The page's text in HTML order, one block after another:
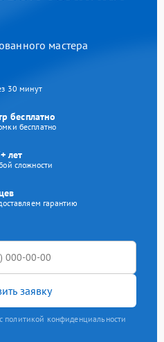
мастера
30 минут
бесплатно
бесплатно
лет
сложности
гарантию
заявку
политикой конфиденциальности